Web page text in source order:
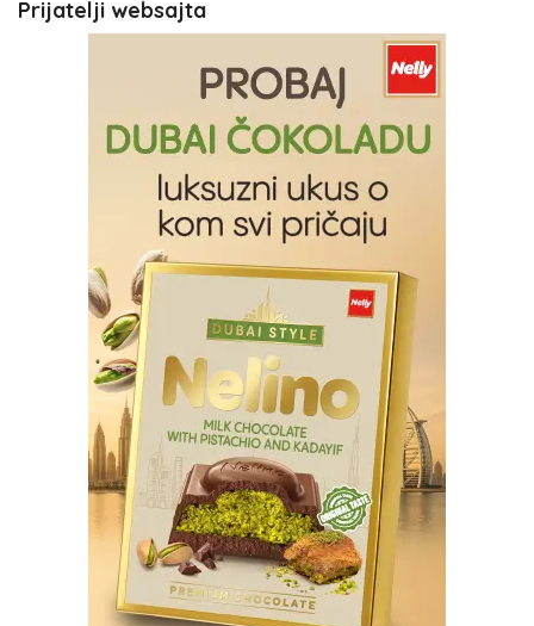
Prijatelji websajta